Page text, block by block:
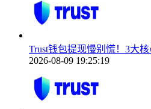
Trust钱包提现慢别慌！3大
2026-08-09 19:25:19